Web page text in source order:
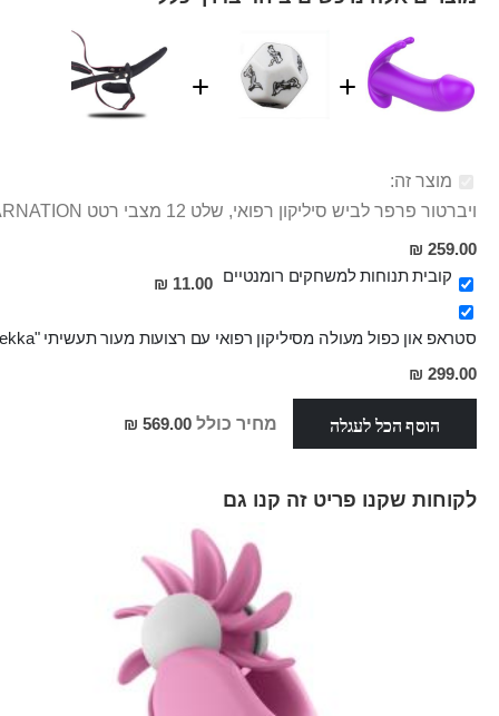
מוצר זה:
ויברטור פרפר לביש סיליקון רפואי, שלט 12 מצבי רטט CARNATION
259.00 ₪
קובית תנוחות למשחקים רומנטיים
11.00 ₪
סטראפ און כפול מעולה מסיליקון רפואי עם רצועות מעור תעשיתי "Gekka"
מחיר
מבצע
299.00 ₪
הוסף הכל לעגלה מחיר כולל 569.00 ₪
לקוחות שקנו פריט זה קנו גם